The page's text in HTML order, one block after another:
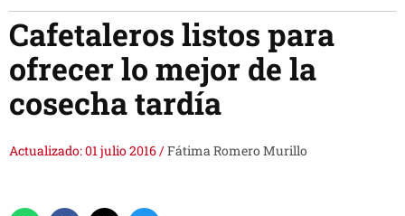
Cafetaleros listos para
ofrecer lo mejor de la
cosecha tardía
Actualizado: 01 julio 2016/Fátima Romero Murillo